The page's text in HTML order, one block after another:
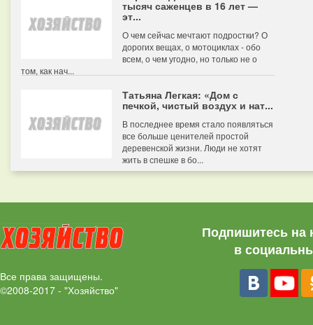
тысяч саженцев в 16 лет —
эт...
О чем сейчас мечтают подростки? О
дорогих вещах, о мотоциклах - обо
всем, о чем угодно, но только не о
том, как нач...
Татьяна Легкая: «Дом с
печкой, чистый воздух и нат...
В последнее время стало появляться
все больше ценителей простой
деревенской жизни. Люди не хотят
жить в спешке в бо...
Все права защищены.
©2008-2017 - "Хозяйство"
Подпишитесь на
в